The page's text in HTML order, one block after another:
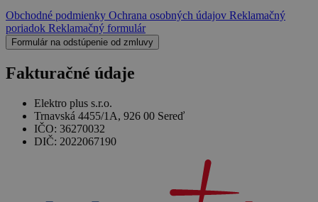
Obchodné podmienky Ochrana osobných údajov Reklamačný
poriadok Reklamačný formulár
Formulár na odstúpenie od zmluvy
Fakturačné údaje
Elektro plus s.r.o.
Trnavská 4455/1A, 926 00 Sereď
IČO: 36270032
DIČ: 2022067190